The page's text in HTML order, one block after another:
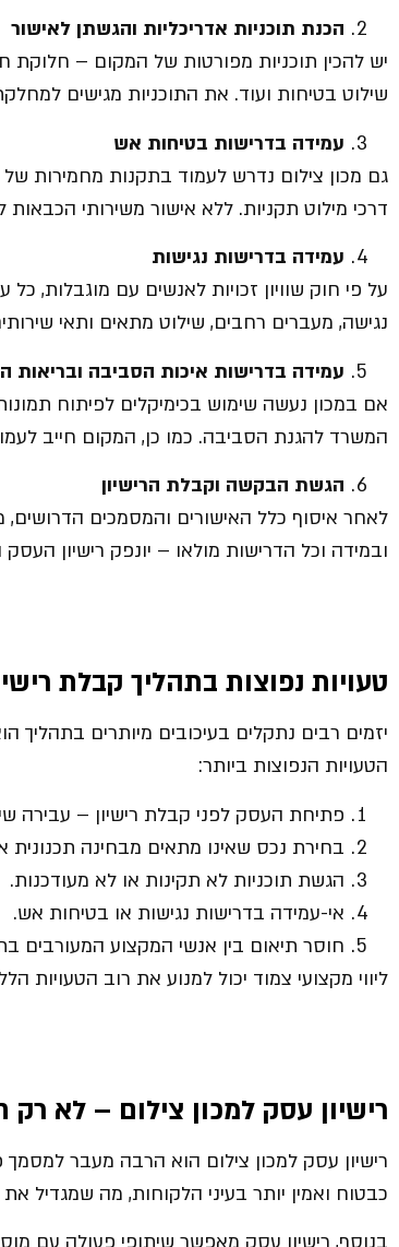
הכנת תוכניות אדריכליות והגשתן לאישור
יש להכין תוכניות מפורטות של המקום – חלוקת
שילוט בטיחות ועוד. את התוכניות מגישים
עמידה בדרישות בטיחות אש
גם מכון צילום נדרש לעמוד בתקנות מחמירות
דרכי מילוט תקניות. ללא אישור משירותי הכבאות
עמידה בדרישות נגישות
על פי חוק שוויון זכויות לאנשים עם מוגבלות,
נגישה, מעברים רחבים, שילוט מתאים ותאי
עמידה בדרישות איכות הסביבה ובריאות
אם במכון נעשה שימוש בכימיקלים לפיתוח
המשרד להגנת הסביבה. כמו כן, המקום חייב
הגשת הבקשה וקבלת הרישיון
לאחר איסוף כלל האישורים והמסמכים
ובמידה וכל הדרישות מולאו – יונפק רישיון
טעויות נפוצות בתהליך קבלת
יזמים רבים נתקלים בעיכובים מיותרים בתהליך
הטעויות הנפוצות ביותר:
פתיחת העסק לפני קבלת רישיון – עבירה
בחירת נכס שאינו מתאים מבחינה תכנונית
הגשת תוכניות לא תקינות או לא מעודכנות.
אי-עמידה בדרישות נגישות או בטיחות אש.
חוסר תיאום בין אנשי המקצוע המעורבים
ליווי מקצועי צמוד יכול למנוע את רוב הטעויות
רישיון עסק למכון צילום – לא
רישיון עסק למכון צילום הוא הרבה מעבר
כבטוח ואמין יותר בעיני הלקוחות, מה שמגדיל